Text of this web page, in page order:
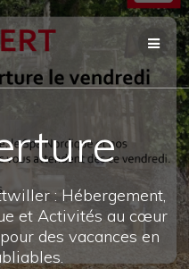
: Hébergement,
et Activités au cœur
des vacances en